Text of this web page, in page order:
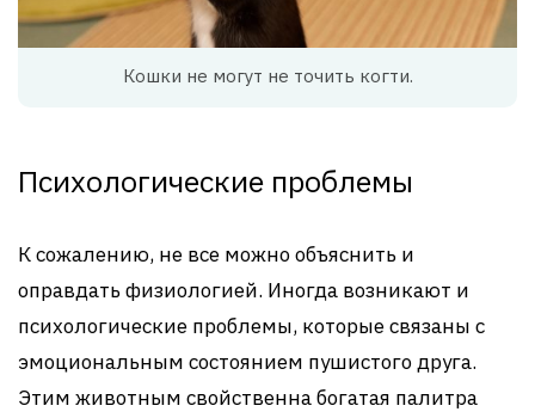
Кошки не могут не точить когти.
Психологические проблемы
К сожалению, не все можно объяснить и
оправдать физиологией. Иногда возникают и
психологические проблемы, которые связаны с
эмоциональным состоянием пушистого друга.
Этим животным свойственна богатая палитра